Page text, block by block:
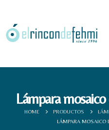
Lámpara
HOME PRODUCTOS
LÁMPARA MOSAICO